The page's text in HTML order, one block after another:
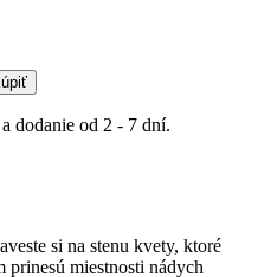
dodanie od 2 - 7 dní.
si na stenu kvety, ktoré
prinesú miestnosti nádych